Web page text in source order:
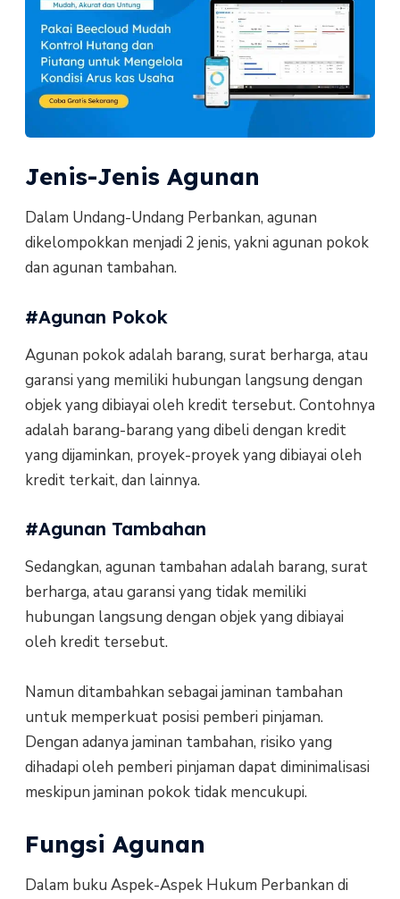
Jenis-Jenis Agunan
Dalam Undang-Undang Perbankan, agunan
dikelompokkan menjadi 2 jenis, yakni agunan pokok
dan agunan tambahan.
#Agunan Pokok
Agunan pokok adalah barang, surat berharga, atau
garansi yang memiliki hubungan langsung dengan
objek yang dibiayai oleh kredit tersebut. Contohnya
adalah barang-barang yang dibeli dengan kredit
yang dijaminkan, proyek-proyek yang dibiayai oleh
kredit terkait, dan lainnya.
#Agunan Tambahan
Sedangkan, agunan tambahan adalah barang, surat
berharga, atau garansi yang tidak memiliki
hubungan langsung dengan objek yang dibiayai
oleh kredit tersebut.
Namun ditambahkan sebagai jaminan tambahan
untuk memperkuat posisi pemberi pinjaman.
Dengan adanya jaminan tambahan, risiko yang
dihadapi oleh pemberi pinjaman dapat diminimalisasi
meskipun jaminan pokok tidak mencukupi.
Fungsi Agunan
Dalam buku Aspek-Aspek Hukum Perbankan di